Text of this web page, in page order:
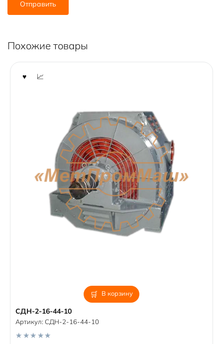
Похожие товары
В корзину
СДН-2-16-44-10
Артикул: СДН-2-16-44-10